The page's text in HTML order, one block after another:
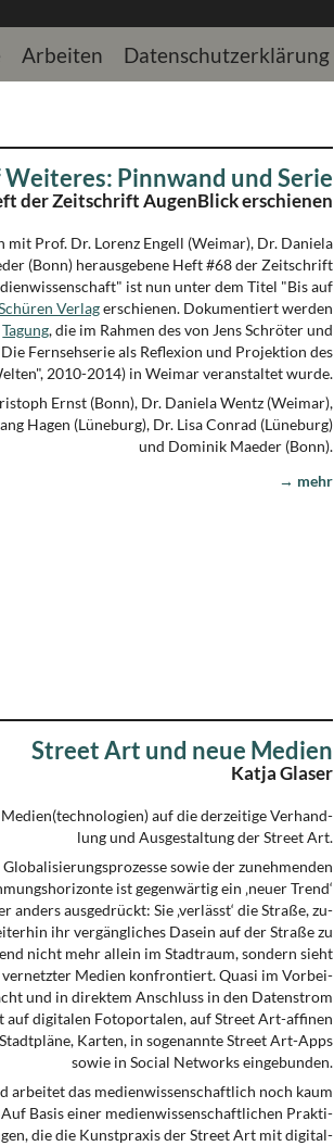
Arbeiten Datenschutzerklärung
Weiteres: Pinnwand und Serie
der Zeitschrift AugenBlick erschienen
mit Prof. Dr. Lorenz Engell (Weimar), Dr. Daniela
(Bonn) herausgebene Heft #68 der Zeitschrift
ist nun unter dem Titel "Bis auf
Verlagerschienen. Dokumentiert werden
Tagung, die im Rahmen des von Jens Schröter und
Fernsehserie als Reflexion und Projektion des
2010-2014) in Weimar veranstaltet wurde.
Ernst (Bonn), Dr. Daniela Wentz (Weimar),
Hagen (Lüneburg), Dr. Lisa Conrad (Lüneburg)
und Dominik Maeder (Bonn).
→ mehr
Street Art und neue Medien
Katja Glaser
auf die derzeitige Verhand­
lung und Ausgestaltung der Street Art.
sowie der zu­neh­men­­­den
ist ge­gen­wärtig ein ‚neuer Trend‘
ausgedrückt: Sie ‚ver­lässt‘ die Straße, zu­
ihr vergängliches Dasein auf der Straße zu
nicht mehr allein im Stadtraum, son­dern sieht
vernetzter Me­dien konfrontiert. Quasi im Vor­bei­
und in direktem Anschluss in den Da­ten­strom
auf digitalen Foto­por­ta­len, auf Street Art-affinen
Kar­ten, in sogenannte Street Art-Apps
sowie in Social Networks ein­ge­­bunden.
arbeitet das medienwissenschaftlich noch kaum
Basis einer medienwissenschaftlichen Prak­ti­
die die Kunstpraxis der Street Art mit digital-